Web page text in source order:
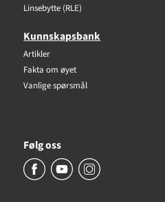
Linsebytte (RLE)
Kunnskapsbank
Artikler
Fakta om øyet
Vanlige spørsmål
Følg oss